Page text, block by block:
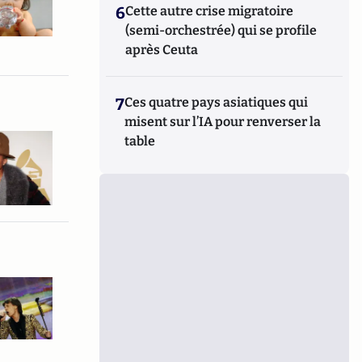
6Cette autre crise migratoire
(semi-orchestrée) qui se profile
après Ceuta
7Ces quatre pays asiatiques qui
misent sur l’IA pour renverser la
table